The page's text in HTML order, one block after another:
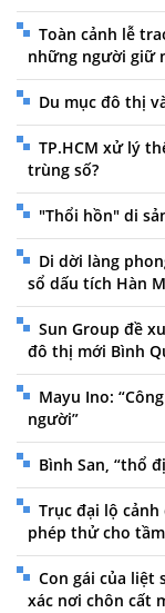
Toàn cảnh lễ
những người giữ
Du mục đô thị
TP.HCM xử lý
trùng số?
"Thổi hồn" di
Di dời làng
sổ dấu tích Hàn
Sun Group đề
đô thị mới Bình
Mayu Ino:
người”
Bình San, “thổ
Trục đại lộ
phép thử cho
Con gái của liệt
xác nơi chôn cất